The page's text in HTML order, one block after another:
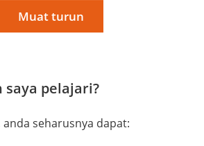
Muat turun
saya pelajari?
seharusnya dapat: